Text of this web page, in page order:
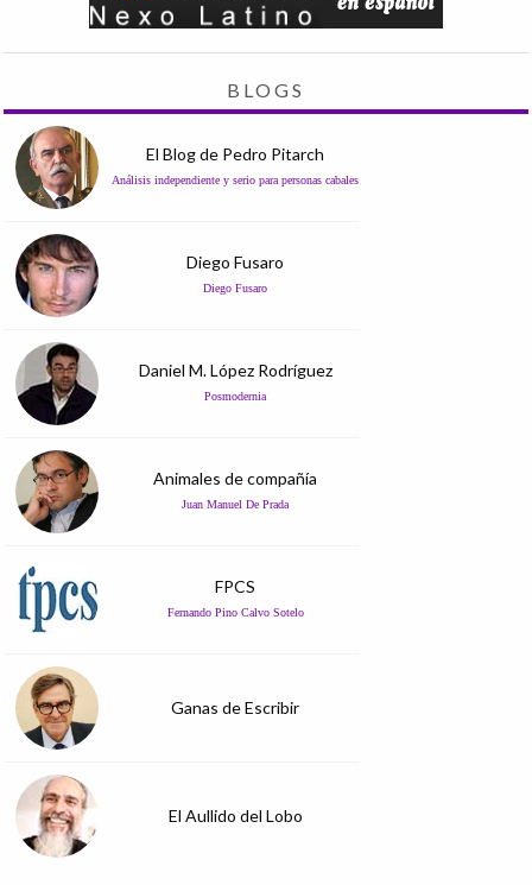
BLOGS
El Blog de Pedro Pitarch
Análisis independiente y serio para personas cabales
Diego Fusaro
Diego Fusaro
Daniel M. López Rodríguez
Posmodernia
Animales de compañía
Juan Manuel De Prada
FPCS
Fernando Pino Calvo Sotelo
Ganas de Escribir
El Aullido del Lobo